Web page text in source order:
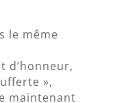
le même
d’honneur,
»,
maintenant